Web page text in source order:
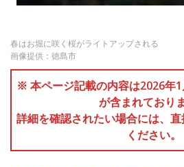
春はお堀に咲く桜がライトアップされる
画像提供：徳島市
※ 本ページ記載の内容は2026年
が含まれており
詳細を確認されたい場合には、
ください。